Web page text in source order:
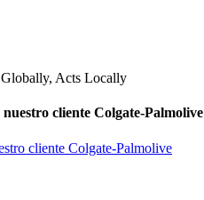
cliente Colgate-Palmolive
cliente Colgate-Palmolive